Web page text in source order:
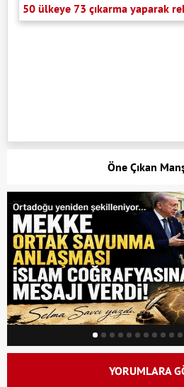
50 ülkeye 73 çıkarma yaparak
Öne Çıkan
YORUMLARA